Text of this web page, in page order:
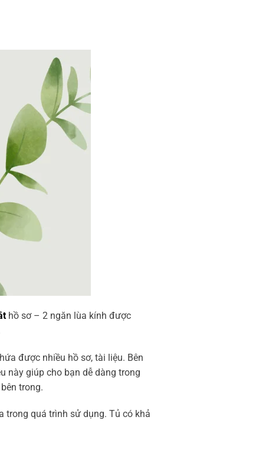
hồ sơ – 2 ngăn lùa kính được
được nhiều hồ sơ, tài liệu. Bên
này giúp cho bạn dễ dàng trong
trong.
quá trình sử dụng. Tủ có khả